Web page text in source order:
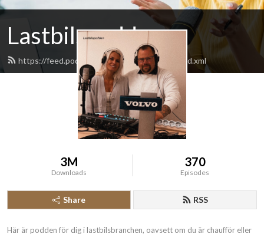
Lastbilspodden
https://feed.podbean.com/lastbilspodden/feed.xml
3M
Downloads
370
Episodes
Share RSS
Här är podden för dig i lastbilsbranchen, oavsett om du är chaufför eller